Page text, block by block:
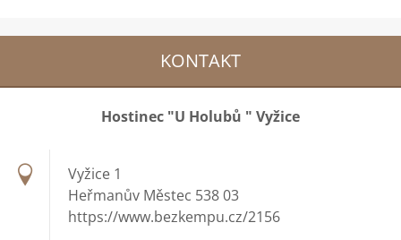
KONTAKT
Hostinec "U Holubů " Vyžice
Vyžice 1
Heřmanův Městec 538 03
https://www.bezkempu.cz/2156